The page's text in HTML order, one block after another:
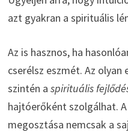
azt gyakran a spirituális
Az is hasznos, ha
cserélsz eszmét. Az
szintén a spirituális
hajtóerőként szolgálhat.
megosztása nemcsak a